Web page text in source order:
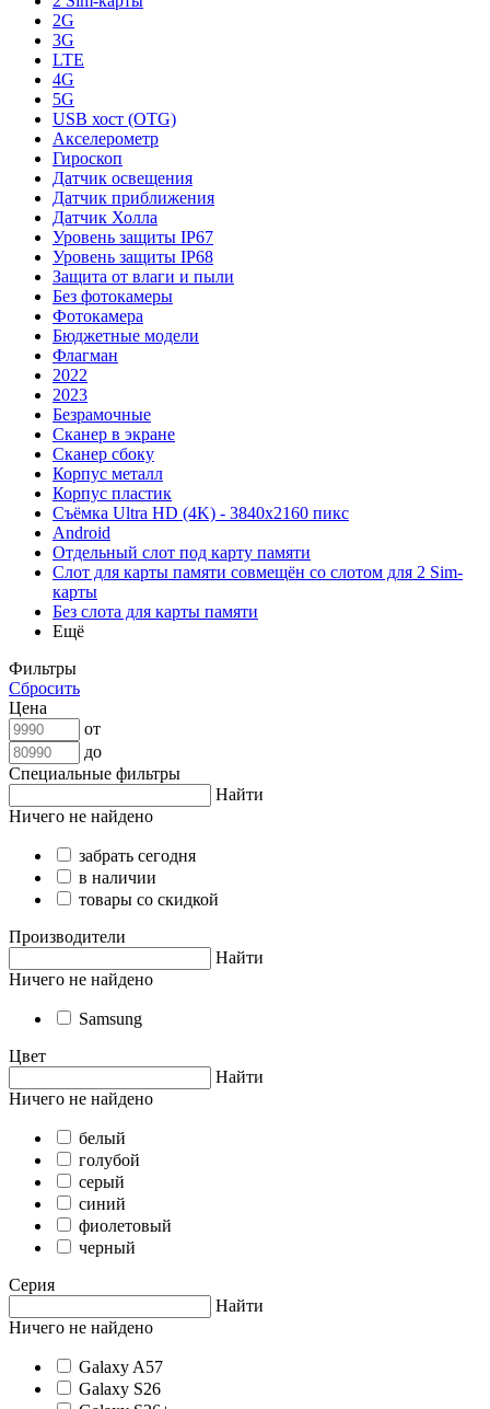
2G
3G
LTE
4G
5G
USB хост (OTG)
Акселерометр
Гироскоп
Датчик освещения
Датчик приближения
Датчик Холла
Уровень защиты IP67
Уровень защиты IP68
Защита от влаги и пыли
Без фотокамеры
Фотокамера
Бюджетные модели
Флагман
2022
2023
Безрамочные
Сканер в экране
Сканер сбоку
Корпус металл
Корпус пластик
Съёмка Ultra HD (4K) - 3840x2160 пикс
Android
Отдельный слот под карту памяти
Слот для карты памяти совмещён со слотом для 2 Sim-
карты
Без слота для карты памяти
Ещё
Фильтры
Сбросить
Цена
от
до
Специальные фильтры
Найти
Ничего не найдено
забрать сегодня
в наличии
товары со скидкой
Производители
Найти
Ничего не найдено
Samsung
Цвет
Найти
Ничего не найдено
белый
голубой
серый
синий
фиолетовый
черный
Серия
Найти
Ничего не найдено
Galaxy A57
Galaxy S26